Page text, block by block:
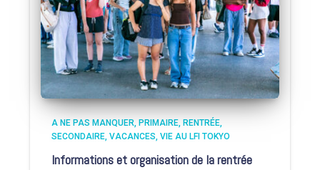
A NE PAS MANQUER PRIMAIRE RENTRÉE
SECONDAIRE VACANCES VIE AU LFI TOKYO
Informations et organisation de la rentrée